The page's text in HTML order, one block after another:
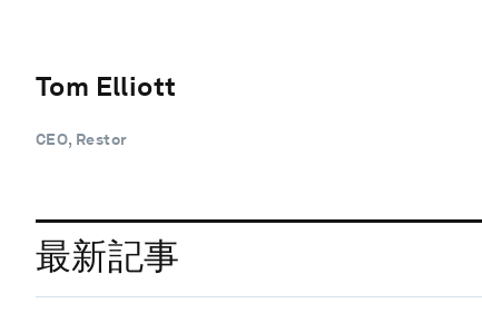
Tom Elliott
CEO, Restor
最新記事